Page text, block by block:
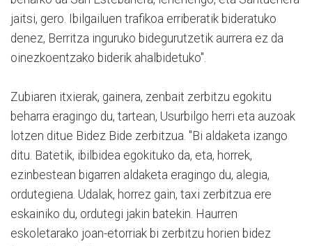
jaitsi, gero. Ibilgailuen trafikoa erriberatik bideratuko
denez, Berritza inguruko bidegurutzetik aurrera ez da
oinezkoentzako biderik ahalbidetuko".
Zubiaren itxierak, gainera, zenbait zerbitzu egokitu
beharra eragingo du, tartean, Usurbilgo herri eta auzoak
lotzen ditue Bidez Bide zerbitzua. "Bi aldaketa izango
ditu. Batetik, ibilbidea egokituko da, eta, horrek,
ezinbestean bigarren aldaketa eragingo du, alegia,
ordutegiena. Udalak, horrez gain, taxi zerbitzua ere
eskainiko du, ordutegi jakin batekin. Haurren
eskoletarako joan-etorriak bi zerbitzu horien bidez